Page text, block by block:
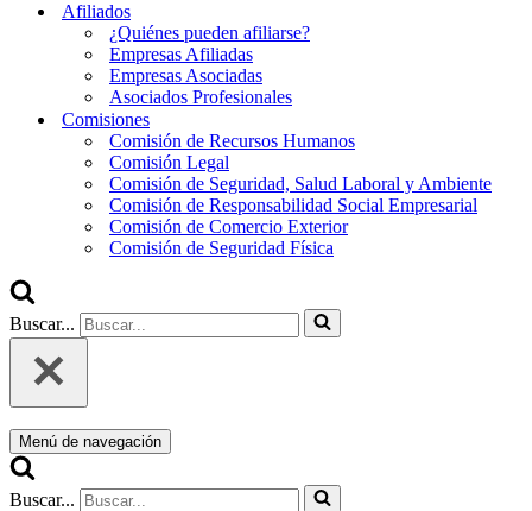
Afiliados
¿Quiénes pueden afiliarse?
Empresas Afiliadas
Empresas Asociadas
Asociados Profesionales
Comisiones
Comisión de Recursos Humanos
Comisión Legal
Comisión de Seguridad, Salud Laboral y Ambiente
Comisión de Responsabilidad Social Empresarial
Comisión de Comercio Exterior
Comisión de Seguridad Física
Buscar...
Menú de navegación
Buscar...